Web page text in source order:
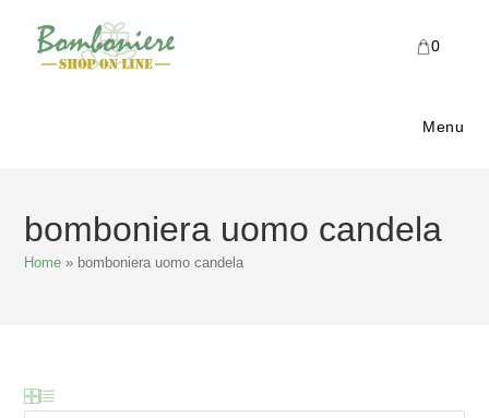
contenuto
0
Menu
bomboniera uomo candela
Home » bomboniera uomo candela